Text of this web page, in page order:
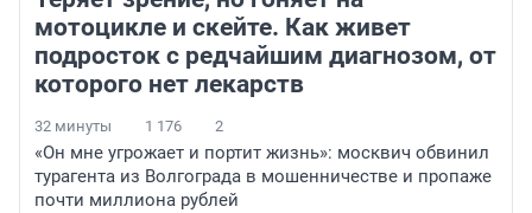
мотоцикле и скейте. Как живет
подросток с редчайшим диагнозом, от
которого нет лекарств
32 минуты 1 176 2
«Он мне угрожает и портит жизнь»: москвич обвинил
турагента из Волгограда в мошенничестве и пропаже
почти миллиона рублей